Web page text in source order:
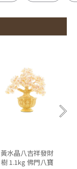
黃水晶八吉祥發財
樹 1.1kg 佛門八寶